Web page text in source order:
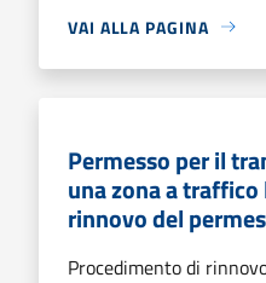
VAI ALLA PAGINA
Permesso per il
una zona a
rinnovo del
Procedimento di